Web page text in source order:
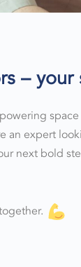
– your
an expert
next bold